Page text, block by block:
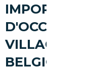
IMPORT DE
D'OCCASION
BELGIQUE